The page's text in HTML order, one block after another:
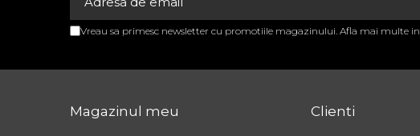
TERMOMETRE
PLASE CHIRURGICALE
Mărime Circumferință (cm)
L
Vreau sa primesc newsletter cu promotiile magazinului. Afla mai multe in
Magazinul meu Clienti